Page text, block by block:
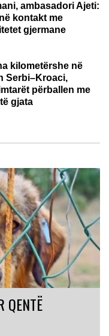
ambasadori Ajeti:
kontakt me
gjermane
kilometërshe në
Serbi–Kroaci,
përballen me
gjata
QENTË